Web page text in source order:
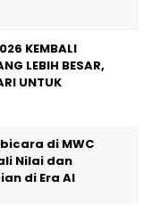
KEMBALI
LEBIH BESAR,
UNTUK
di MWC
Nilai dan
di Era AI